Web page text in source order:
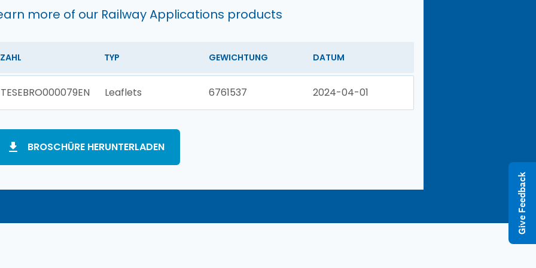
more of our Railway Applications products
ZAHL TYP GEWICHTUNG DATUM
TESEBRO000079EN Leaflets 6761537 2024-04-01
BROSCHÜRE HERUNTERLADEN
Give Feedback